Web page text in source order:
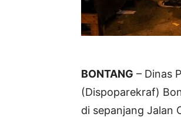
BONTANG – Dinas
(Dispoparekraf)
di sepanjang Jalan